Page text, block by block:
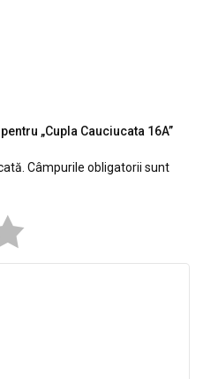
„Cupla Cauciucata 16A”
Câmpurile obligatorii sunt